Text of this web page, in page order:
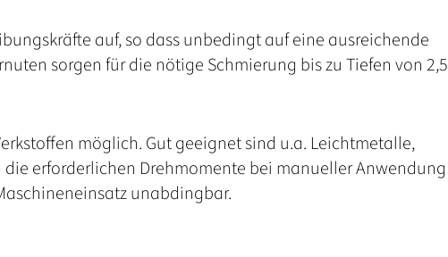
auf, so dass unbedingt auf eine ausreichende
sorgen für die nötige Schmierung bis zu Tiefen von 2,5
möglich. Gut geeignet sind u.a. Leichtmetalle,
erforderlichen Drehmomente bei manueller Anwendung
unabdingbar.